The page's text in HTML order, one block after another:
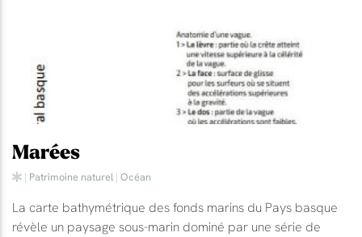
Marées
| Patrimoine naturel | Océan
La carte bathymétrique des fonds marins du Pays basque
révèle un paysage sous-marin dominé par une série de